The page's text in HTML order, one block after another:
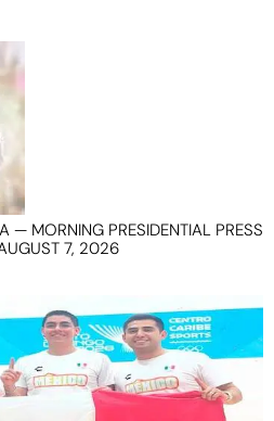
— MORNING PRESIDENTIAL PRESS
7, 2026